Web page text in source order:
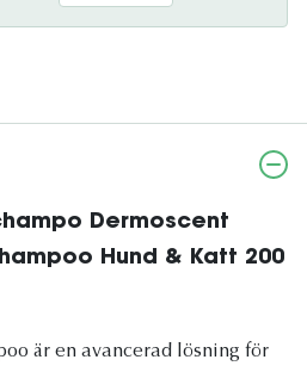
Dermoscent
Hund & Katt 200
är en avancerad lösning för